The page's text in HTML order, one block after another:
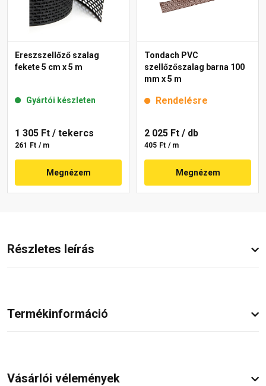
Ereszszellőző szalag
fekete 5 cm x 5 m
Gyártói készleten
1 305 Ft / tekercs
261 Ft / m
Megnézem
Tondach PVC
szellőzőszalag barna 100
mm x 5 m
Rendelésre
2 025 Ft / db
405 Ft / m
Megnézem
Részletes leírás
Termékinformáció
Vásárlói vélemények